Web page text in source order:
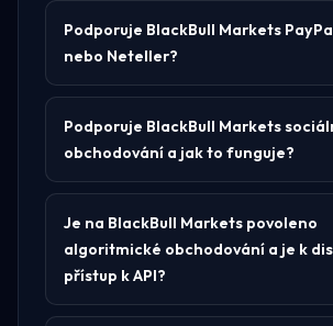
Podporuje BlackBull Markets
nebo Neteller?
Podporuje BlackBull Markets
obchodování a jak to funguje?
Je na BlackBull Markets povoleno
algoritmické obchodování a je k
přístup k API?